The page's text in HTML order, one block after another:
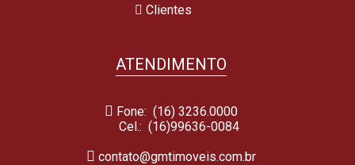
Clientes
ATENDIMENTO
Fone: (16) 3236.0000
Cel.:(16)99636-0084
contato@gmtimoveis.com.br